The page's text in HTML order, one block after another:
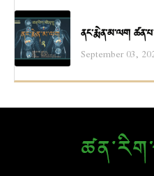
ནང་རྨེན་མ་ལག
September 03,